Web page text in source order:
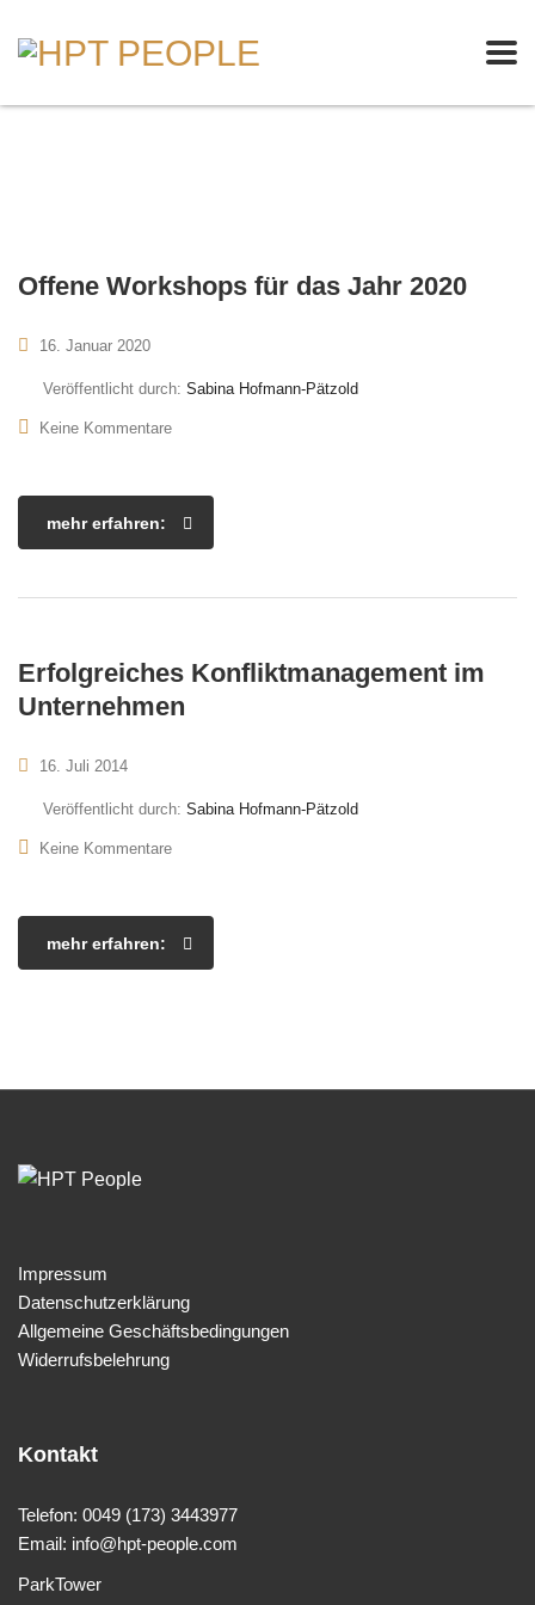
Offene Workshops für das Jahr 2020
16. Januar 2020
Veröffentlicht durch: Sabina Hofmann-Pätzold
Keine Kommentare
mehr erfahren:
Erfolgreiches Konfliktmanagement im
Unternehmen
16. Juli 2014
Veröffentlicht durch: Sabina Hofmann-Pätzold
Keine Kommentare
mehr erfahren:
Impressum
Datenschutzerklärung
Allgemeine Geschäftsbedingungen
Widerrufsbelehrung
Kontakt
Telefon: 0049 (173) 3443977
Email: info@hpt-people.com
ParkTower